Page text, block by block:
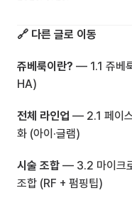
🔗 다른 글로 이동
쥬베룩이란? — 1.1 쥬베
HA)
전체 라인업 — 2.1 페이
화 (아이·글램)
시술 조합 — 3.2 마이크
조합 (RF + 펌핑팁)